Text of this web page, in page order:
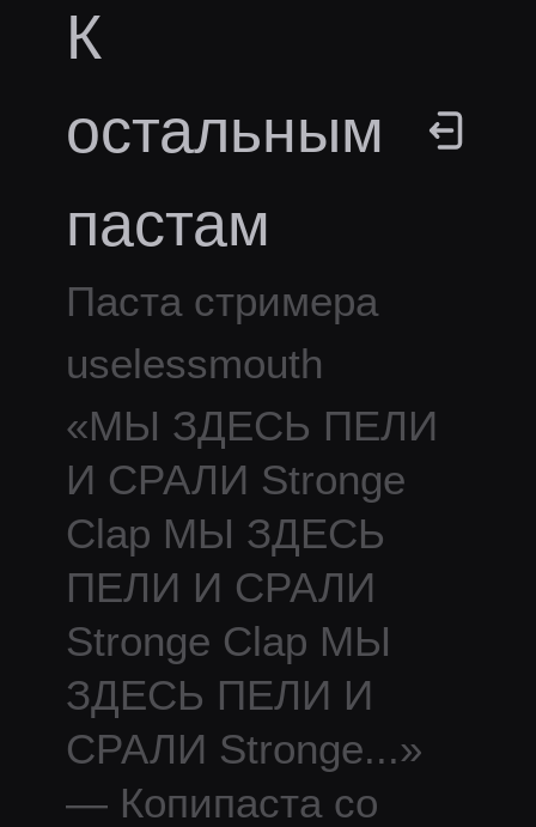
К
остальным
пастам
Паста стримера
uselessmouth
«МЫ ЗДЕСЬ ПЕЛИ
И СРАЛИ Stronge
Clap МЫ ЗДЕСЬ
ПЕЛИ И СРАЛИ
Stronge Clap МЫ
ЗДЕСЬ ПЕЛИ И
СРАЛИ Stronge...»
— Копипаста со